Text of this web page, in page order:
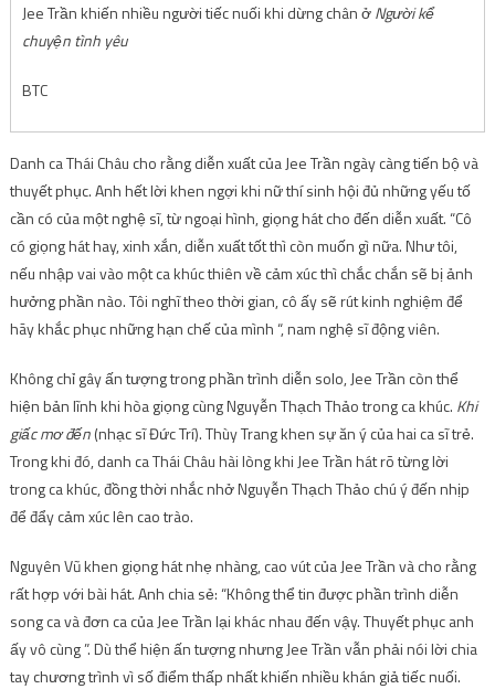
Jee Trần khiến nhiều người tiếc nuối khi dừng chân ởNgười kể
chuyện tình yêu
BTC
Danh ca Thái Châu cho rằng diễn xuất của Jee Trần ngày càng tiến bộ và
thuyết phục. Anh hết lời khen ngợi khi nữ thí sinh hội đủ những yếu tố
cần có của một nghệ sĩ, từ ngoại hình, giọng hát cho đến diễn xuất. “Cô
có giọng hát hay, xinh xắn, diễn xuất tốt thì còn muốn gì nữa. Như tôi,
nếu nhập vai vào một ca khúc thiên về cảm xúc thì chắc chắn sẽ bị ảnh
hưởng phần nào. Tôi nghĩ theo thời gian, cô ấy sẽ rút kinh nghiệm để
hãy khắc phục những hạn chế của mình “, nam nghệ sĩ động viên.
Không chỉ gây ấn tượng trong phần trình diễn solo, Jee Trần còn thể
hiện bản lĩnh khi hòa giọng cùng Nguyễn Thạch Thảo trong ca khúc. Khi
giấc mơ đến(nhạc sĩ Đức Trí). Thùy Trang khen sự ăn ý của hai ca sĩ trẻ.
Trong khi đó, danh ca Thái Châu hài lòng khi Jee Trần hát rõ từng lời
trong ca khúc, đồng thời nhắc nhở Nguyễn Thạch Thảo chú ý đến nhịp
để đẩy cảm xúc lên cao trào.
Nguyên Vũ khen giọng hát nhẹ nhàng, cao vút của Jee Trần và cho rằng
rất hợp với bài hát. Anh chia sẻ: “Không thể tin được phần trình diễn
song ca và đơn ca của Jee Trần lại khác nhau đến vậy. Thuyết phục anh
ấy vô cùng ”. Dù thể hiện ấn tượng nhưng Jee Trần vẫn phải nói lời chia
tay chương trình vì số điểm thấp nhất khiến nhiều khán giả tiếc nuối.